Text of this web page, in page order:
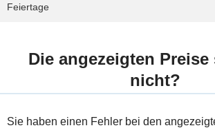
Feiertage
Die angezeigten Preise
nicht?
Sie haben einen Fehler bei den